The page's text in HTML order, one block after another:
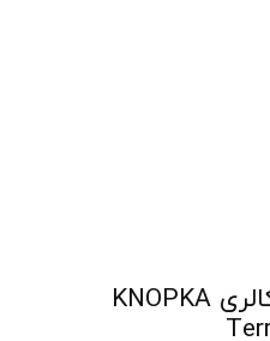
لیمونادهای سالم و کم‌کالری KNOPKA